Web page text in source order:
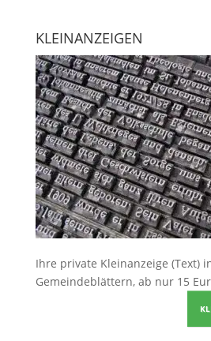
KLEINANZEIGEN
Ihre private Kleinanzeige (Text)
Gemeindeblättern, ab nur 15